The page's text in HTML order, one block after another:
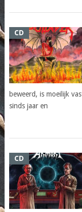
CD
beweerd, is moeilijk
sinds jaar en
CD